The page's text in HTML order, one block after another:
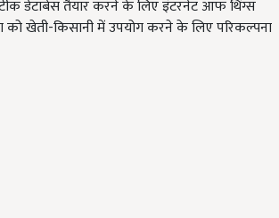
डेटाबेस तैयार करने के लिए इंटरनेट ऑफ थिंग्स
को खेती-किसानी में उपयोग करने के लिए परिकल्पना